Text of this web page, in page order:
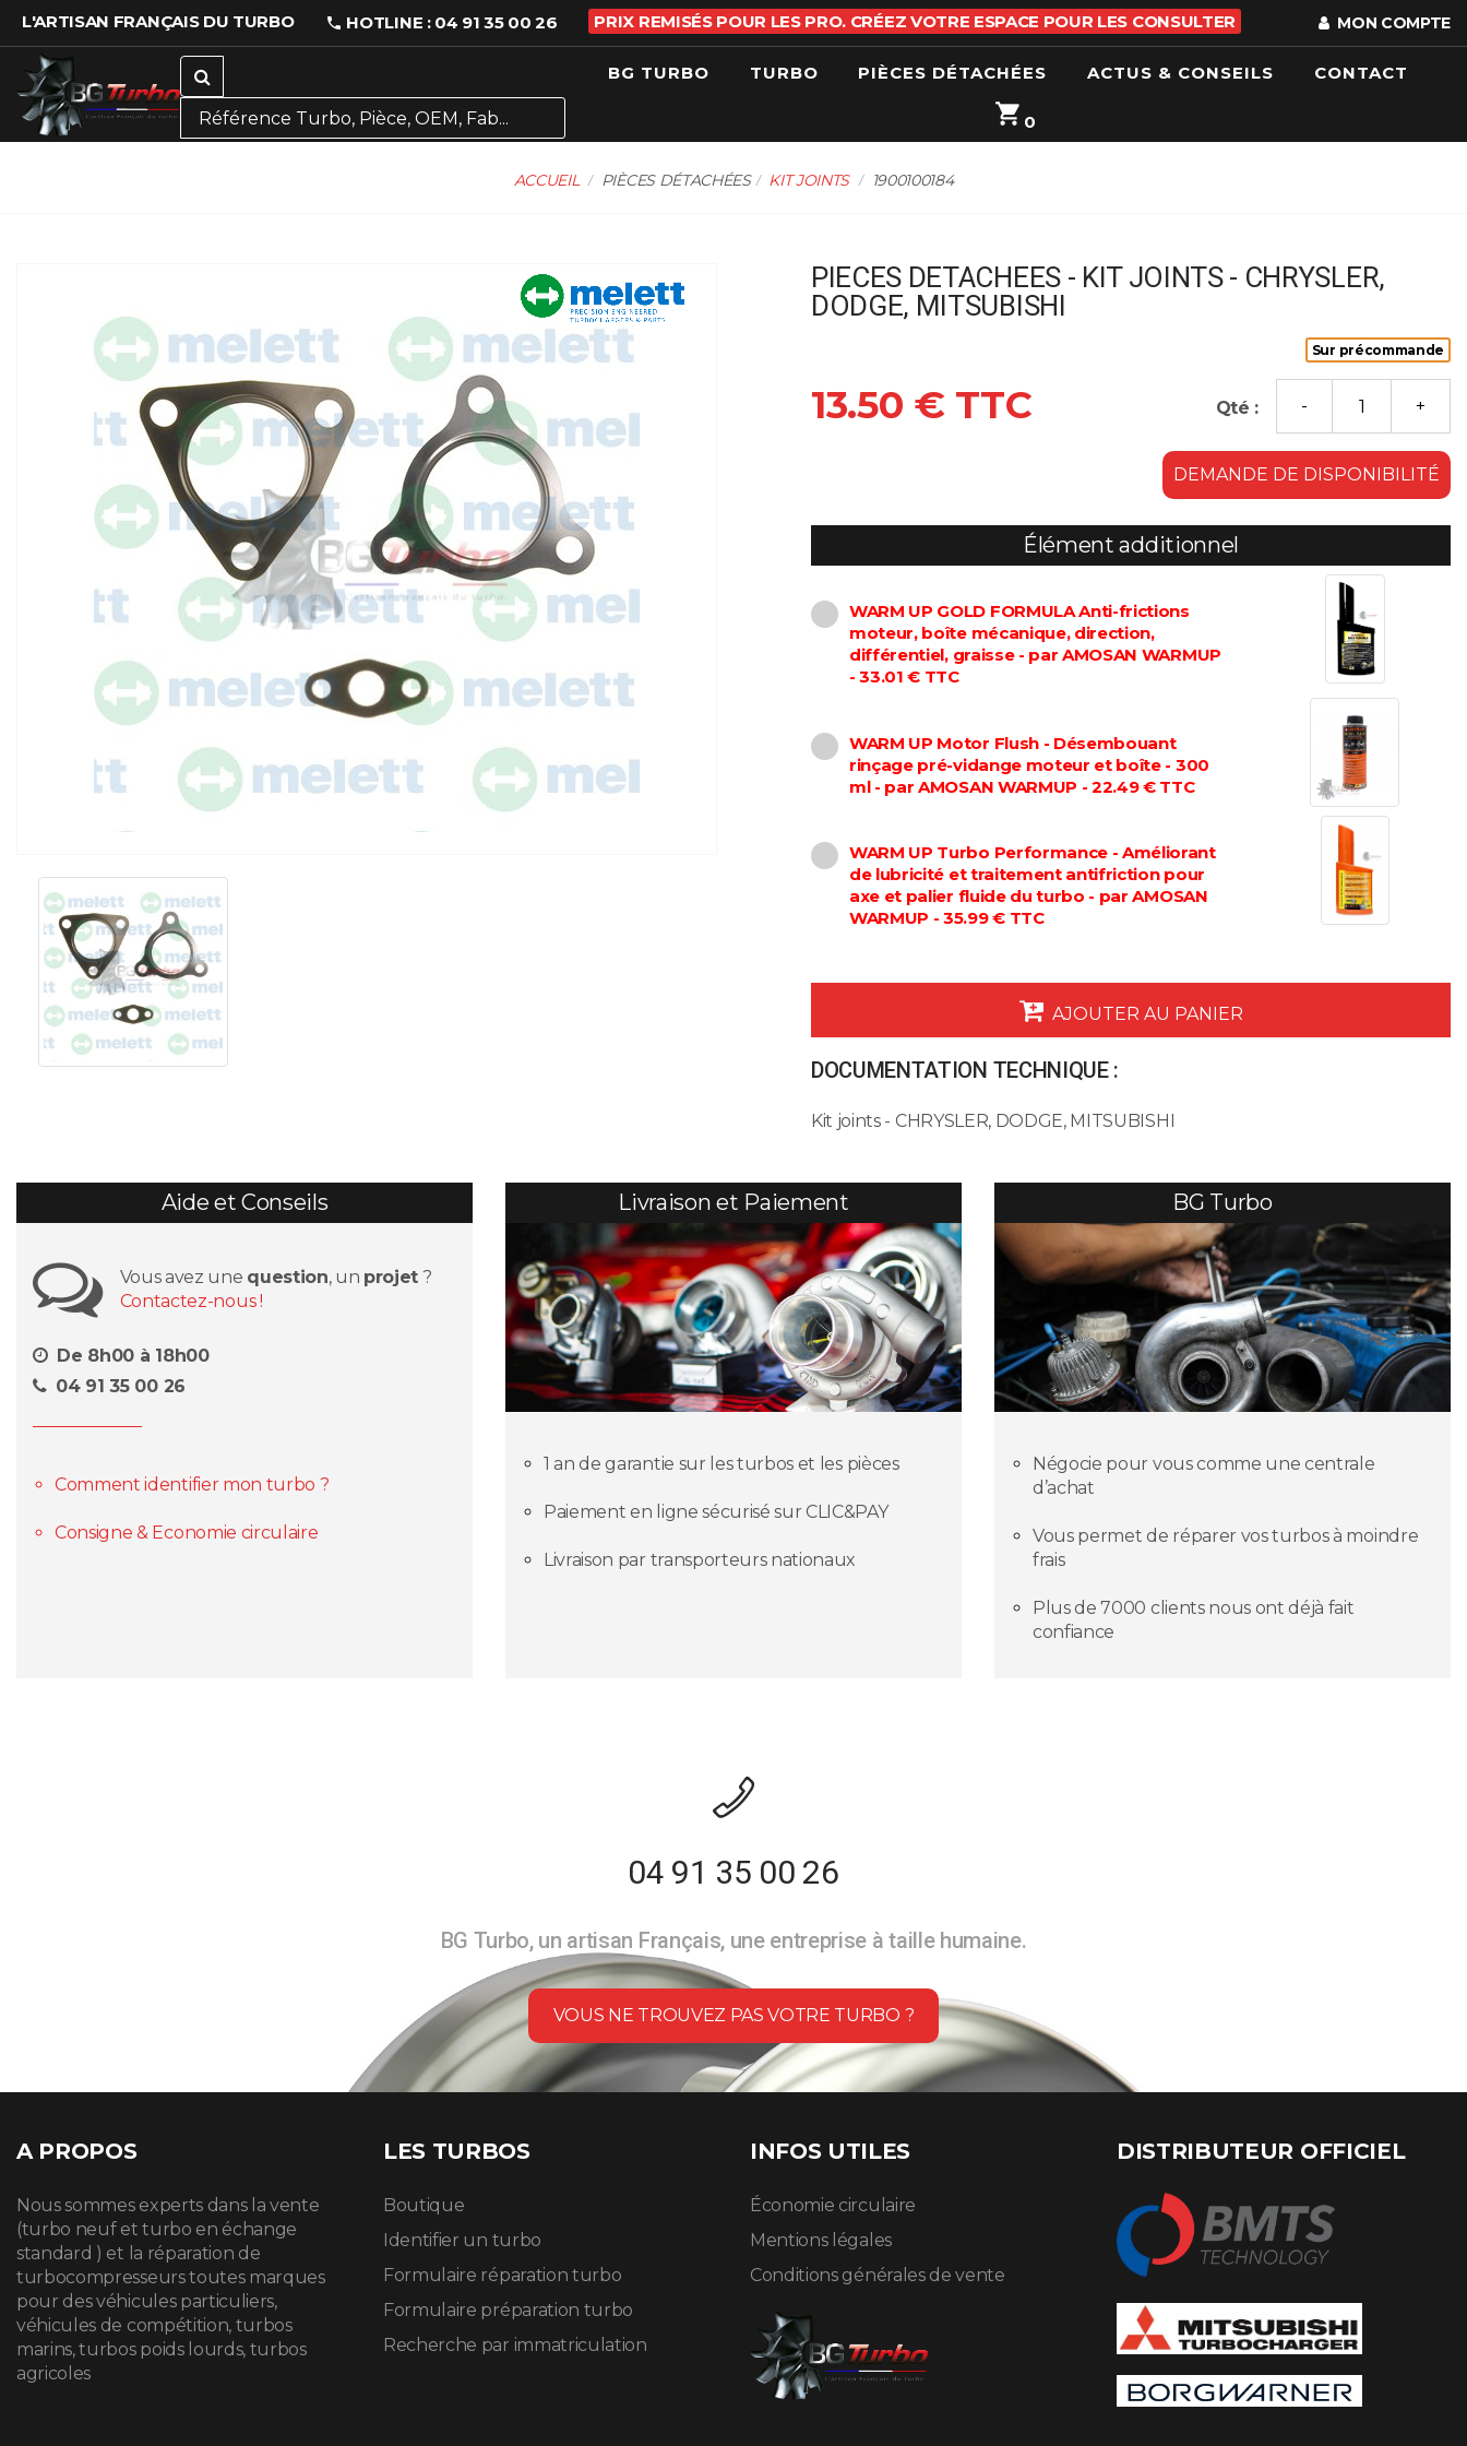
L'ARTISAN FRANÇAIS DU TURBO HOTLINE : 04 91 35 00 26 PRIX REMISÉS POUR LES PRO. CRÉEZ VOTRE ESPACE POUR LES CONSULTER MON COMPTE
BG TURBO TURBO PIÈCES DÉTACHÉES ACTUS & CONSEILS CONTACT
0
ACCUEIL PIÈCES DÉTACHÉES KIT JOINTS 1900100184
PIECES DETACHEES - KIT JOINTS - CHRYSLER,
DODGE, MITSUBISHI
Sur précommande
13.50 € TTC Qté :
DEMANDE DE DISPONIBILITÉ
Élément additionnel
WARM UP GOLD FORMULA Anti-frictions
moteur, boîte mécanique, direction,
différentiel, graisse - par AMOSAN WARMUP
- 33.01 € TTC
WARM UP Motor Flush - Désembouant
rinçage pré-vidange moteur et boîte - 300
ml - par AMOSAN WARMUP - 22.49 € TTC
WARM UP Turbo Performance - Améliorant
de lubricité et traitement antifriction pour
axe et palier fluide du turbo - par AMOSAN
WARMUP - 35.99 € TTC
AJOUTER AU PANIER
DOCUMENTATION TECHNIQUE :
Kit joints - CHRYSLER, DODGE, MITSUBISHI
Aide et Conseils
Vous avez une question, un projet ?
Contactez-nous !
De 8h00 à 18h00
04 91 35 00 26
Comment identifier mon turbo ?
Consigne & Economie circulaire
Livraison et Paiement
1 an de garantie sur les turbos et les pièces
Paiement en ligne sécurisé sur CLIC&PAY
Livraison par transporteurs nationaux
BG Turbo
Négocie pour vous comme une centrale
d’achat
Vous permet de réparer vos turbos à moindre
frais
Plus de 7000 clients nous ont déjà fait
confiance
04 91 35 00 26
BG Turbo, un artisan Français, une entreprise à taille humaine.
VOUS NE TROUVEZ PAS VOTRE TURBO ?
A PROPOS
Nous sommes experts dans la vente
(turbo neuf et turbo en échange
standard ) et la réparation de
turbocompresseurs toutes marques
pour des véhicules particuliers,
véhicules de compétition, turbos
marins, turbos poids lourds, turbos
agricoles
LES TURBOS
Boutique
Identifier un turbo
Formulaire réparation turbo
Formulaire préparation turbo
Recherche par immatriculation
INFOS UTILES
Économie circulaire
Mentions légales
Conditions générales de vente
DISTRIBUTEUR OFFICIEL